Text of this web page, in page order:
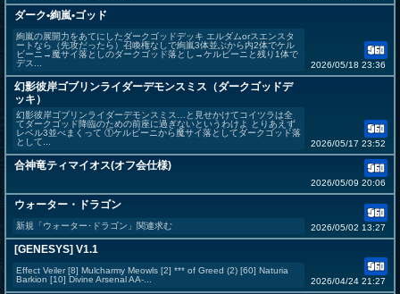
ダーク•絢嵐•ゴッド
絢嵐の展開力をあてにしたダークゴッドデッキ エルダムorスエンスタ
ートなら（先攻だったら）召喚権なしで絢嵐3体並ぶから内2体でケル
ビーニ→魔サイ落としのダークゴッド落とし→ケルビーニと残り1体で
デス...
2026/05/18 23:36
幻影彼岸ゴブリンライダーデモンスミス（ダークゴッドデ
ッキ）
幻影彼岸ゴブリンライダーデモンスミス…と見せかけてコイツラは全
てダークゴッド降臨のための前座に過ぎないというわけよ とりあえず
レベル3並べまくって ①ケルビーニから魔サイ落としてダークゴッド落
として...
2026/05/17 23:52
合神竜ティマイオス(オフ会仕様)
2026/05/09 20:06
ウォーター・ドラゴン
新規「ウォーター･ドラゴン」関連求む 2026/05/02 13:27
[GENESYS] V1.1
Effect Veiler [8] Mulcharmy Meowls [2] *** of Greed (2) [60] Naturia
Barkion [10] Divine Arsenal AA-...
2026/04/24 21:27